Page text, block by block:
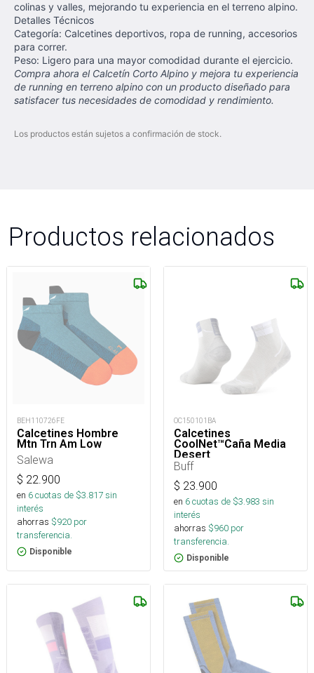
colinas y valles, mejorando tu experiencia en el terreno alpino.
Detalles Técnicos
Categoría: Calcetines deportivos, ropa de running, accesorios
para correr.
Peso: Ligero para una mayor comodidad durante el ejercicio.
Compra ahora el Calcetín Corto Alpino y mejora tu experiencia
de running en terreno alpino con un producto diseñado para
satisfacer tus necesidades de comodidad y rendimiento.
Los productos están sujetos a confirmación de stock.
Productos relacionados
BEH110726FE
Calcetines Hombre
Mtn Trn Am Low
Salewa
$ 22.900
en 6cuotas de $3.817sin
interés
ahorras $920 por
transferencia.
Disponible
OC150101BA
Calcetines
CoolNet™Caña Media
Desert
Buff
$ 23.900
en 6cuotas de $3.983 sin
interés
ahorras $960 por
transferencia.
Disponible